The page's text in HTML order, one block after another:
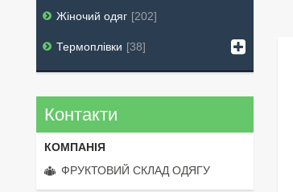
Жіночий одяг 202
Термоплівки 38
Контакти
ФРУКТОВИЙ СКЛАД ОДЯГУ